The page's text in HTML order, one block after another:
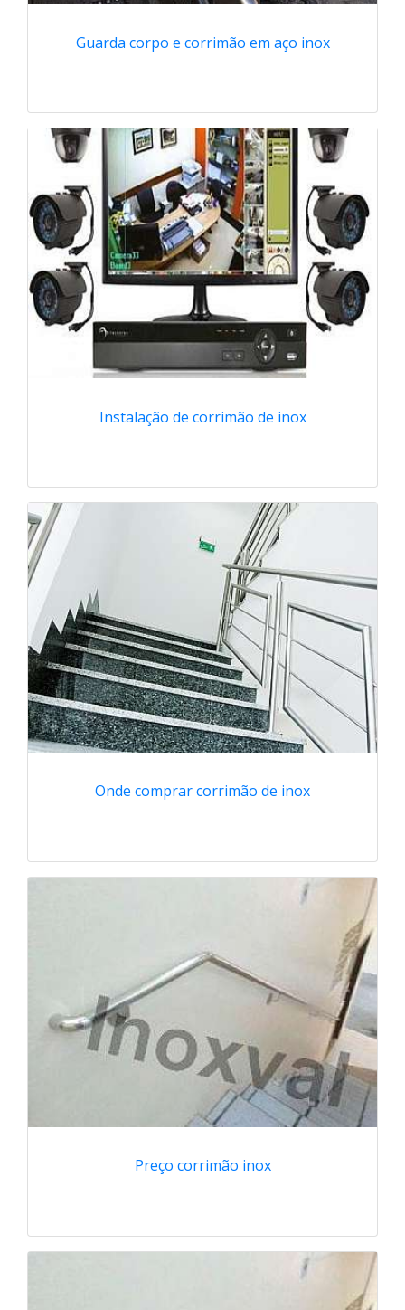
Guarda corpo e corrimão em aço inox
Instalação de corrimão de inox
Onde comprar corrimão de inox
Preço corrimão inox